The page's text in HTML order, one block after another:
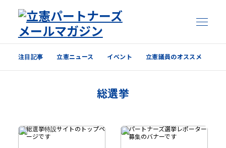
立憲議員のオススメ
注目記事 立憲ニュース イベント 立憲議員のオススメ
総選挙